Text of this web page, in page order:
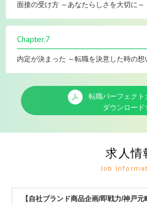
面接の受け方 ～あなたらしさを大切に～
Chapter.7
内定が決まった ～転職を決意した時の想
転職パーフェクト
ダウンロード
求人情
Job
【自社ブランド商品企画/即戦力/神戸